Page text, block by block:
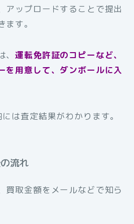
アップロードすることで提出
す。
、運転免許証のコピーなど、
を用意して、ダンボールに入
は査定結果がわかります。
流れ
買取金額をメールなどで知ら